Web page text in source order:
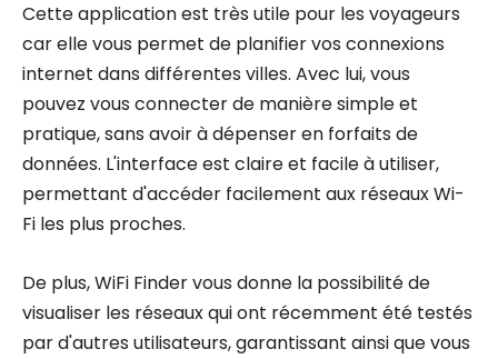
Cette application est très utile pour les voyageurs
car elle vous permet de planifier vos connexions
internet dans différentes villes. Avec lui, vous
pouvez vous connecter de manière simple et
pratique, sans avoir à dépenser en forfaits de
données. L'interface est claire et facile à utiliser,
permettant d'accéder facilement aux réseaux Wi-
Fi les plus proches.
De plus, WiFi Finder vous donne la possibilité de
visualiser les réseaux qui ont récemment été testés
par d'autres utilisateurs, garantissant ainsi que vous